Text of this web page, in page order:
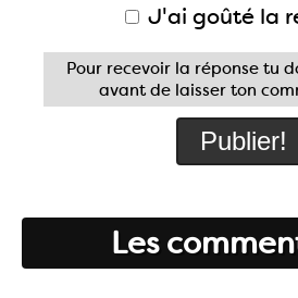
J'ai goûté la
Pour recevoir la réponse tu
avant de laisser ton
Les